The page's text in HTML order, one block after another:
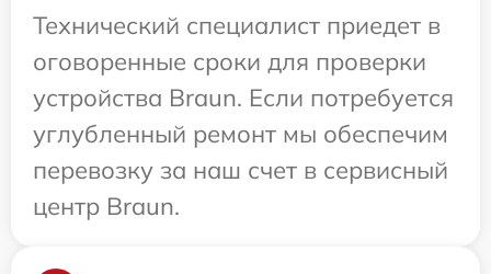
Технический специалист приедет в
оговоренные сроки для проверки
устройства Braun. Если потребуется
углубленный ремонт мы обеспечим
перевозку за наш счет в сервисный
центр Braun.